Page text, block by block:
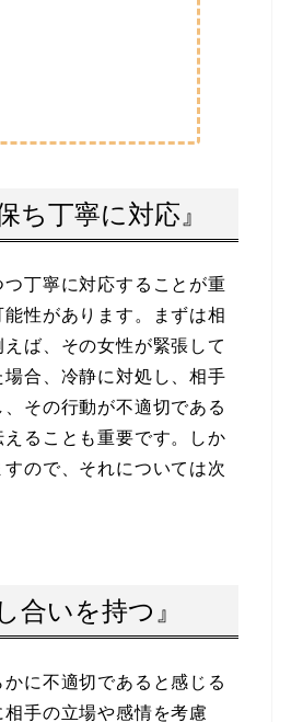
ち丁寧に対応』
丁寧に対応することが重
性があります。まずは相
ば、その女性が緊張して
合、冷静に対処し、相手
その行動が不適切である
ることも重要です。しか
ので、それについては次
合いを持つ』
に不適切であると感じる
手の立場や感情を考慮